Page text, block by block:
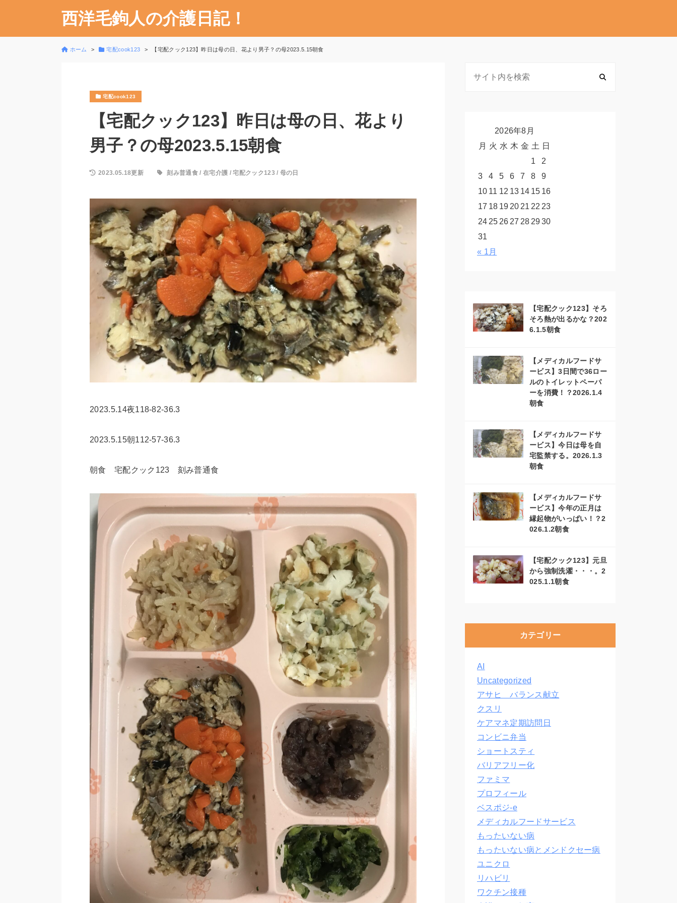
西洋毛鉤人の介護日記！
ホーム 宅配cook123 【宅配クック123】昨日は母の日、花より男子？の母2023.5.15朝食
宅配cook123
【宅配クック123】昨日は母の日、花より
男子？の母2023.5.15朝食
2023.05.18更新 刻み普通食 /在宅介護 /宅配クック123 / 母の日
2023.5.14夜118-82-36.3
2023.5.15朝112-57-36.3
朝食 宅配クック123 刻み普通食
2026年8月
月 火 水 木 金 土 日
1
2
3
4 5 6 7 8
9
10 11 12 13 14 15 16
17 18 19 20 21 22 23
24 25 26 27 28 2930
31
« 1月
【宅配クック123】そろ
そろ熱が出るかな？202
6.1.5朝食
【メディカルフードサ
ービス】3日間で36ロー
ルのトイレットペーパ
ーを消費！？2026.1.4
朝食
【メディカルフードサ
ービス】今日は母を自
宅監禁する。2026.1.3
朝食
【メディカルフードサ
ービス】今年の正月は
縁起物がいっぱい！？2
026.1.2朝食
【宅配クック123】元旦
から強制洗濯・・・。2
025.1.1朝食
カテゴリー
AI
Uncategorized
アサヒ バランス献立
クスリ
ケアマネ定期訪問日
コンビニ弁当
ショートスティ
バリアフリー化
ファミマ
プロフィール
ベスポジ-e
メディカルフードサービス
もったいない病
もったいない病とメンドクセー病
ユニクロ
リハビリ
ワクチン接種